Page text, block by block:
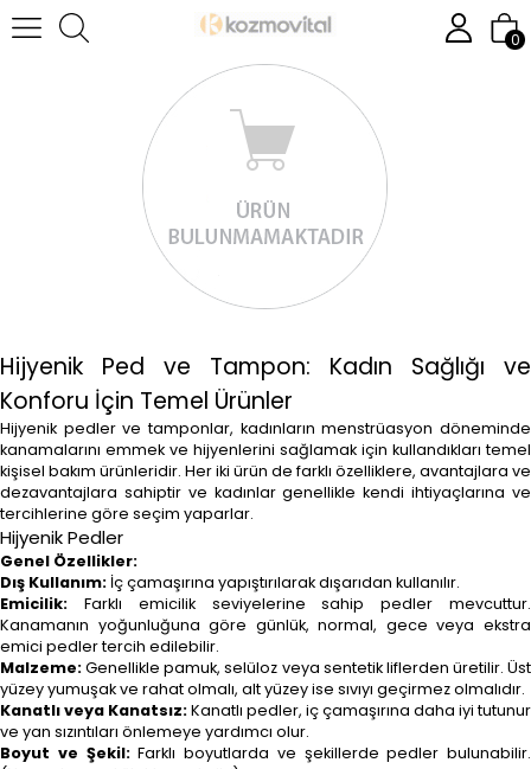
0
Hijyenik Ped ve Tampon: Kadın Sağlığı ve
Konforu İçin Temel Ürünler
Hijyenik pedler ve tamponlar, kadınların menstrüasyon döneminde
kanamalarını emmek ve hijyenlerini sağlamak için kullandıkları temel
kişisel bakım ürünleridir. Her iki ürün de farklı özelliklere, avantajlara ve
dezavantajlara sahiptir ve kadınlar genellikle kendi ihtiyaçlarına ve
tercihlerine göre seçim yaparlar.
Hijyenik Pedler
Genel Özellikler:
Dış Kullanım: İç çamaşırına yapıştırılarak dışarıdan kullanılır.
Emicilik: Farklı emicilik seviyelerine sahip pedler mevcuttur.
Kanamanın yoğunluğuna göre günlük, normal, gece veya ekstra
emici pedler tercih edilebilir.
Malzeme:Genellikle pamuk, selüloz veya sentetik liflerden üretilir. Üst
yüzey yumuşak ve rahat olmalı, alt yüzey ise sıvıyı geçirmez olmalıdır.
Kanatlı veya Kanatsız:Kanatlı pedler, iç çamaşırına daha iyi tutunur
ve yan sızıntıları önlemeye yardımcı olur.
Boyut ve Şekil:Farklı boyutlarda ve şekillerde pedler bulunabilir.